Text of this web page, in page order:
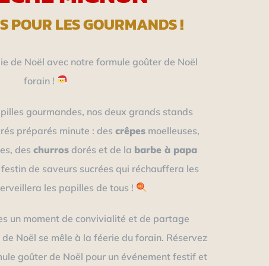
POUR LES GOURMANDS !
de Noël avec notre formule goûter de Noël
forain !
gourmandes, nos deux grands stands
préparés minute : des crêpesmoelleuses,
deschurros dorés et de la barbe à papa
de saveurs sucrées qui réchauffera les
les papilles de tous !
un moment de convivialité et de partage
Noël se mêle à la féerie du forain. Réservez
goûter de Noël pour un événement festif et